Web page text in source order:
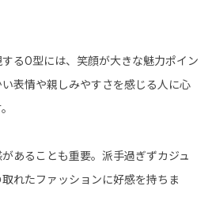
るO型には、笑顔が大きな魅力ポイン
表情や親しみやすさを感じる人に心
あることも重要。派手過ぎずカジュ
れたファッションに好感を持ちま